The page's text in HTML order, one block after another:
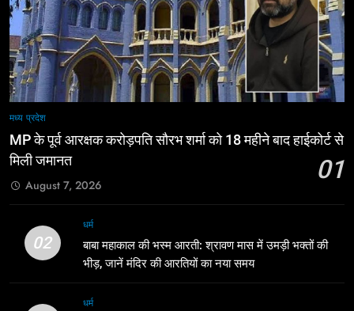
मध्य प्रदेश
MP के पूर्व आरक्षक करोड़पति सौरभ शर्मा को 18 महीने बाद हाईकोर्ट से
मिली जमानत
01
August 7, 2026
02
धर्म
बाबा महाकाल की भस्म आरती: श्रावण मास में उमड़ी भक्तों की
भीड़, जानें मंदिर की आरतियों का नया समय
धर्म